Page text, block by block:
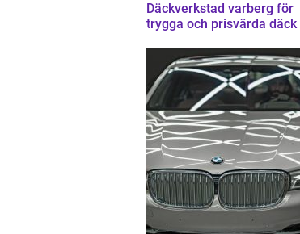
Däckverkstad varberg för
trygga och prisvärda däck